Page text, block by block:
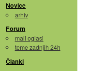
Novice
arhiv
Forum
mali oglasi
teme zadnjih 24h
Članki